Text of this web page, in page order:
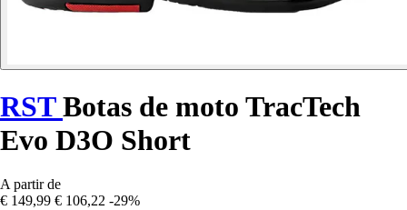
RSTBotas de moto TracTech
Evo D3O Short
A partir de
€ 149,99 € 106,22 -29%